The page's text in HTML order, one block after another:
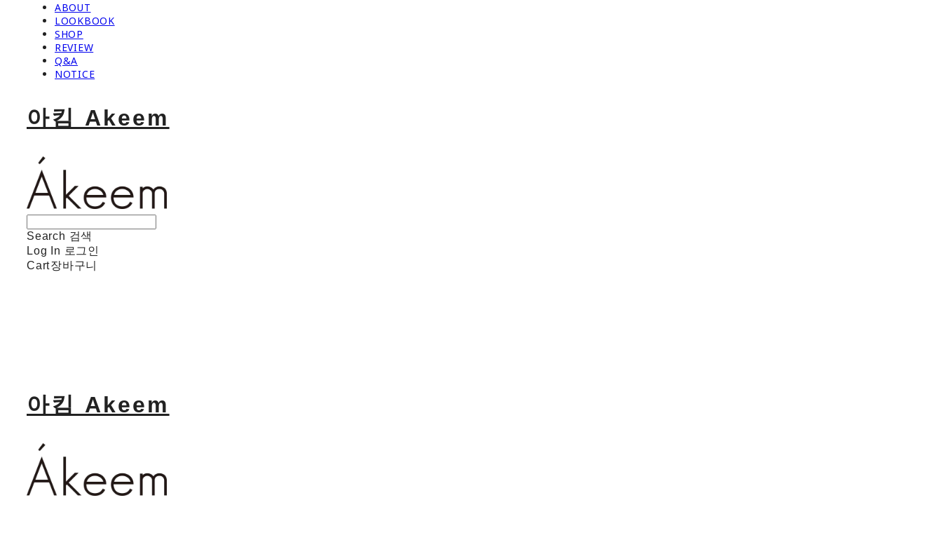
ABOUT
LOOKBOOK
SHOP
REVIEW
Q&A
NOTICE
아킴 Akeem
Search 검색
Log In 로그인
Cart장바구니
아킴 Akeem